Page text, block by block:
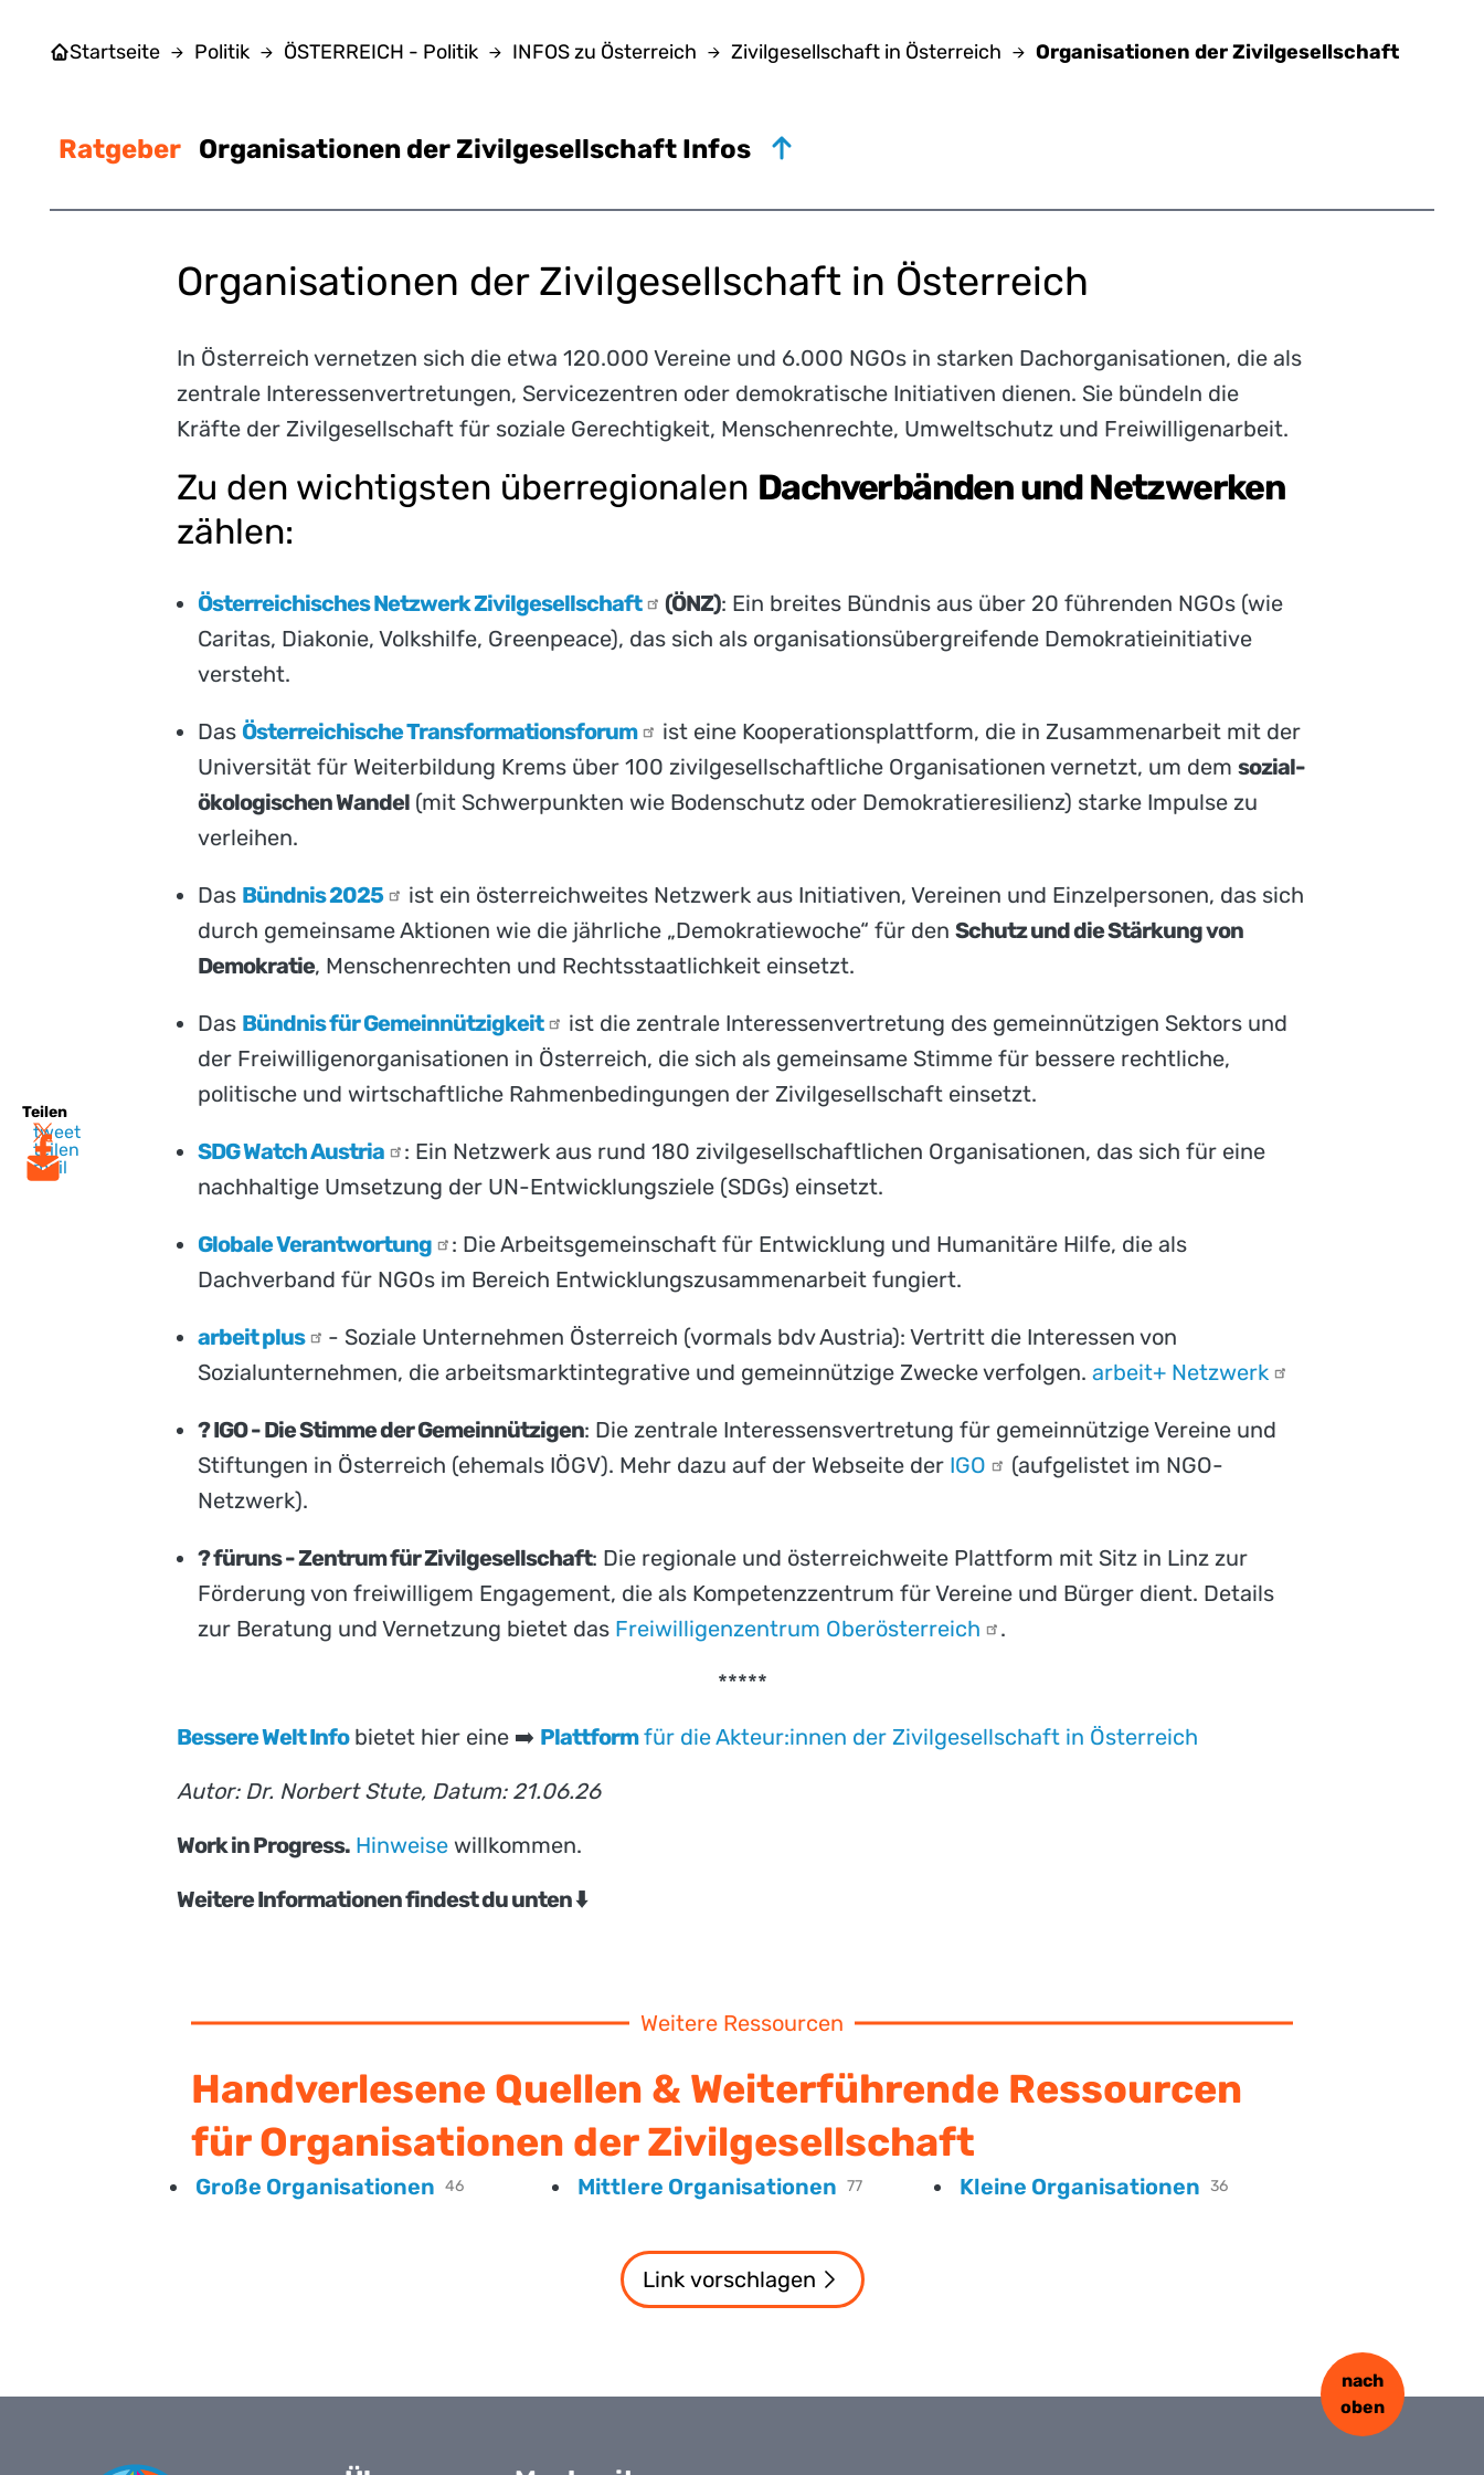
Teilen
tweet
teilen
mail
Startseite Politik ÖSTERREICH - Politik INFOS zu Österreich Zivilgesellschaft in Österreich Organisationen der Zivilgesellschaft
Ratgeber Organisationen der Zivilgesellschaft Infos
Organisationen der Zivilgesellschaft in Österreich
In Österreich vernetzen sich die etwa 120.000 Vereine und 6.000 NGOs in starken Dachorganisationen, die als
zentrale Interessenvertretungen, Servicezentren oder demokratische Initiativen dienen. Sie bündeln die
Kräfte der Zivilgesellschaft für soziale Gerechtigkeit, Menschenrechte, Umweltschutz und Freiwilligenarbeit.
Zu den wichtigsten überregionalen Dachverbänden und Netzwerken
zählen:
Österreichisches NetzwerkZivilgesellschaft (ÖNZ): Ein breites Bündnis aus über 20 führenden NGOs (wie
Caritas, Diakonie, Volkshilfe, Greenpeace), das sich als organisationsübergreifende Demokratieinitiative
versteht.
Das ÖsterreichischeTransformationsforum
ist eine Kooperationsplattform, die in Zusammenarbeit mit der
Universität für Weiterbildung Krems über 100 zivilgesellschaftliche Organisationen vernetzt, um dem sozial-
ökologischen Wandel (mit Schwerpunkten wie Bodenschutz oder Demokratieresilienz) starke Impulse zu
verleihen.
Das Bündnis2025
ist ein österreichweites Netzwerk aus Initiativen, Vereinen und Einzelpersonen, das sich
durch gemeinsame Aktionen wie die jährliche „Demokratiewoche“ für den Schutz und die Stärkung von
Demokratie, Menschenrechten und Rechtsstaatlichkeit einsetzt.
Das Bündnis fürGemeinnützigkeit
ist die zentrale Interessenvertretung des gemeinnützigen Sektors und
der Freiwilligenorganisationen in Österreich, die sich als gemeinsame Stimme für bessere rechtliche,
politische und wirtschaftliche Rahmenbedingungen der Zivilgesellschaft einsetzt.
SDG WatchAustria
: Ein Netzwerk aus rund 180 zivilgesellschaftlichen Organisationen, das sich für eine
nachhaltige Umsetzung der UN-Entwicklungsziele (SDGs) einsetzt.
GlobaleVerantwortung
: Die Arbeitsgemeinschaft für Entwicklung und Humanitäre Hilfe, die als
Dachverband für NGOs im Bereich Entwicklungszusammenarbeit fungiert.
arbeitplus
- Soziale Unternehmen Österreich (vormals bdv Austria): Vertritt die Interessen von
Sozialunternehmen, die arbeitsmarktintegrative und gemeinnützige Zwecke verfolgen. arbeit+ Netzwerk
? IGO - Die Stimme der Gemeinnützigen: Die zentrale Interessensvertretung für gemeinnützige Vereine und
Stiftungen in Österreich (ehemals IÖGV). Mehr dazu auf der Webseite der IGO
(aufgelistet im NGO-
Netzwerk).
? füruns - Zentrum für Zivilgesellschaft: Die regionale und österreichweite Plattform mit Sitz in Linz zur
Förderung von freiwilligem Engagement, die als Kompetenzzentrum für Vereine und Bürger dient. Details
zur Beratung und Vernetzung bietet das Freiwilligenzentrum Oberösterreich .
*****
Bessere Welt Infobietet hier eine ➡️ Plattformfür die Akteur:innen der Zivilgesellschaft in Österreich
Autor: Dr. Norbert Stute, Datum: 21.06.26
Work in Progress. Hinweise willkommen.
Weitere Informationen findest du unten ⬇️
Weitere Ressourcen
Handverlesene Quellen & Weiterführende Ressourcen
für Organisationen der Zivilgesellschaft
Große Organisationen 46 Mittlere Organisationen 77 Kleine Organisationen 36
Link vorschlagen
nach
oben